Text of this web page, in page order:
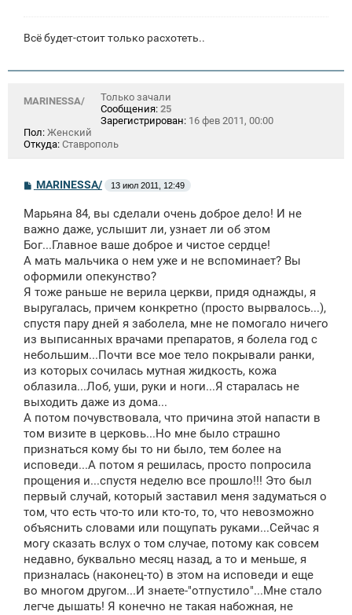
Всё будет-стоит только расхотеть..
MARINESSA/
Только зачали
Сообщения: 25
Зарегистрирован: 16 фев 2011, 00:00
Пол: Женский
Откуда: Ставрополь
С
б
щ
н
и
е
MARINESSA/ 13 июл 2011, 12:49
Марьяна 84, вы сделали очень доброе дело! И не
важно даже, услышит ли, узнает ли об этом
Бог...Главное ваше доброе и чистое сердце!
А мать мальчика о нем уже и не вспоминает? Вы
оформили опекунство?
Я тоже раньше не верила церкви, придя однажды, я
выругалась, причем конкретно (просто вырвалось...),
спустя пару дней я заболела, мне не помогало ничего
из выписанных врачами препаратов, я болела год с
небольшим...Почти все мое тело покрывали ранки,
из которых сочилась мутная жидкость, кожа
облазила...Лоб, уши, руки и ноги...Я старалась не
выходить даже из дома...
А потом почувствовала, что причина этой напасти в
том визите в церковь...Но мне было страшно
признаться кому бы то ни было, тем более на
исповеди...А потом я решилась, просто попросила
прощения и...спустя неделю все прошло!!! Это был
первый случай, который заставил меня задуматься о
том, что есть что-то или кто-то, то, что невозможно
объяснить словами или пощупать руками...Сейчас я
могу сказать вслух о том случае, потому как совсем
недавно, буквально месяц назад, а то и меньше, я
призналась (наконец-то) в этом на исповеди и еще
во многом другом...И знаете-"отпустило"...Мне стало
легче дышать! Я конечно не такая набожная, не